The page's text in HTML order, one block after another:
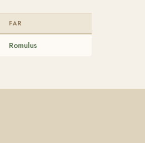
FAR
Romulus